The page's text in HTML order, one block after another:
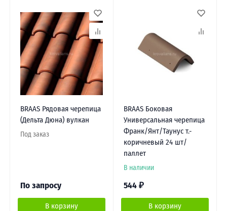
BRAAS Рядовая черепица
(Дельта Дюна) вулкан
Под заказ
По запросу
В корзину
BRAAS Боковая
Универсальная черепица
Франк/Янт/Таунус т.-
коричневый 24 шт/
паллет
В наличии
544 ₽
В корзину